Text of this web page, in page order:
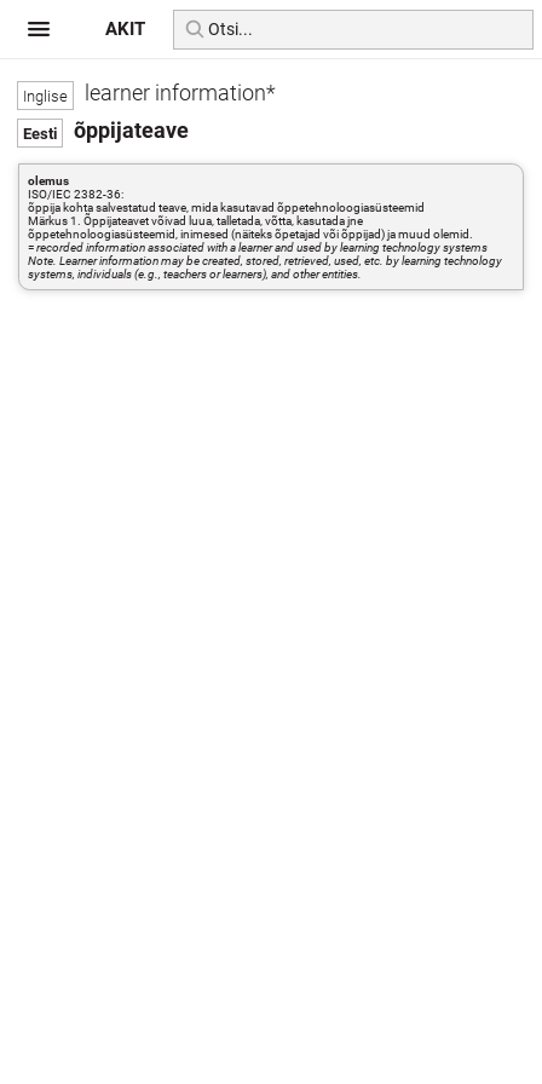
learner information*
õppijateave
olemus
ISO/IEC 2382-36:
õppija kohta salvestatud teave, mida kasutavad õppetehnoloogiasüsteemid
Märkus 1. Õppijateavet võivad luua, talletada, võtta, kasutada jne
õppetehnoloogiasüsteemid, inimesed (näiteks õpetajad või õppijad) ja muud olemid.
=recorded information associated with a learner and used by learning technology systems
Note. Learner information may be created, stored, retrieved, used, etc. by learning technology
systems, individuals (e.g., teachers or learners), and other entities.
AKIT